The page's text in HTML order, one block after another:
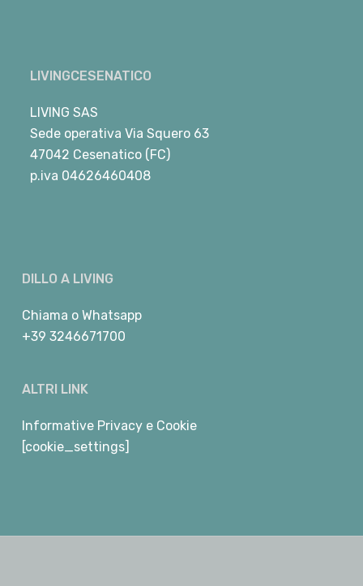
LIVINGCESENATICO
LIVING SAS
Sede operativa Via Squero 63
47042 Cesenatico (FC)
p.iva 04626460408
DILLO A LIVING
Chiama o Whatsapp
+39 3246671700
ALTRI LINK
Informative Privacy e Cookie
[cookie_settings]